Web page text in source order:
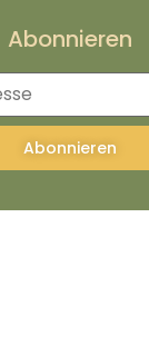
Abonnieren
Abonnieren